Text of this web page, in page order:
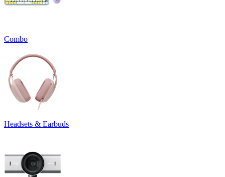
Combo
Headsets & Earbuds